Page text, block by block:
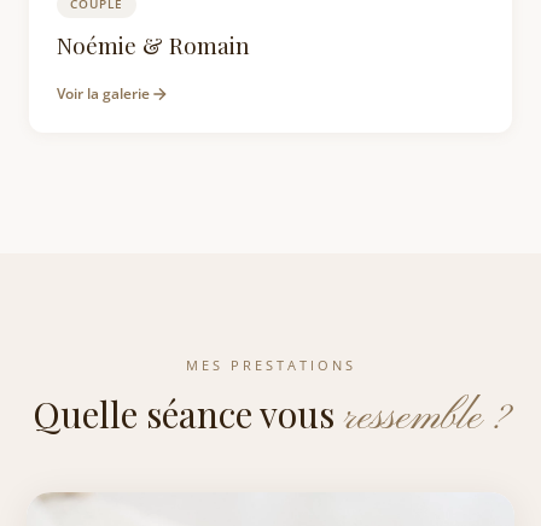
COUPLE
Photographe Couple Trentemoult Rezé :
Noémie & Romain
Voir la galerie
MES PRESTATIONS
Quelle séance vous ressemble ?